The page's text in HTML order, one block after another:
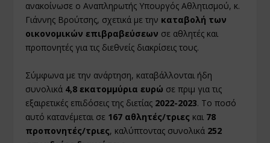
ανακοίνωσε ο Αναπληρωτής Υπουργός Αθλητισμού, κ.
Γιάννης Βρούτσης, σχετικά με την καταβολή των
οικονομικών επιβραβεύσεων σε αθλητές και
προπονητές για τις διεθνείς διακρίσεις τους.
Σύμφωνα με την ανάρτηση, καταβάλλονται ήδη
συνολικά 4,8 εκατομμύρια ευρώ σε πριμ για τις
εξαιρετικές επιδόσεις της διετίας 2022-2023. Το ποσό
αυτό κατανέμεται σε 167 αθλητές/τριες και 78
προπονητές/τριες, καλύπτοντας συνολικά 252